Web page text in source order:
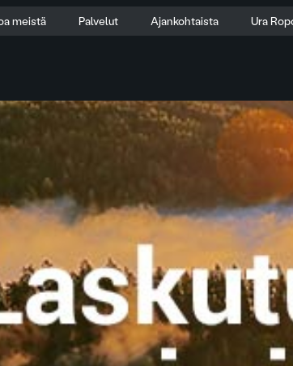
meistä Palvelut Ajankohtaista Ura